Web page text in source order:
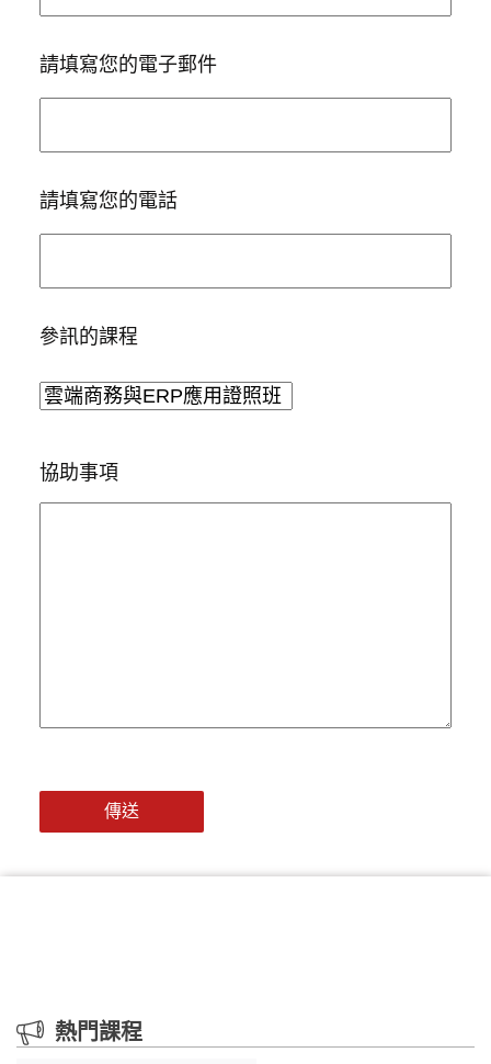
熱門課程
請填寫您的電子郵件
請填寫您的電話
參訊的課程
協助事項